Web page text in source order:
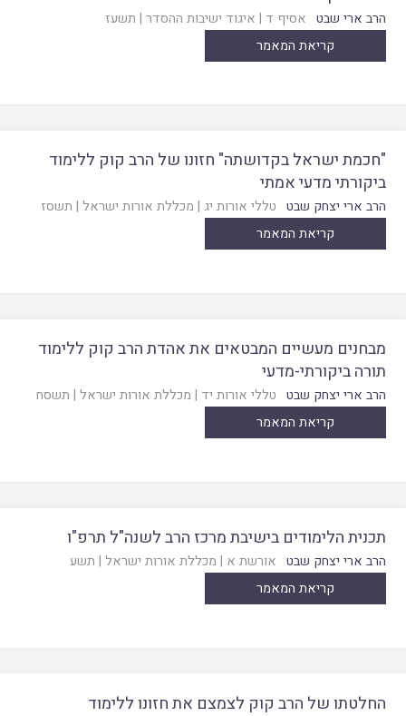
הרב ארי שבט אסיף ד | איגוד ישיבות ההסדר | תשעז
קריאת המאמר
"חכמת ישראל בקדושתה" חזונו של הרב קוק ללימוד
ביקורתי מדעי אמתי
הרב ארי יצחק שבט טללי אורות יג | מכללת אורות ישראל | תשסז
קריאת המאמר
מבחנים מעשיים המבטאים את אהדת הרב קוק ללימוד
תורה ביקורתי-מדעי
הרב ארי יצחק שבט טללי אורות יד | מכללת אורות ישראל | תשסח
קריאת המאמר
תכנית הלימודים בישיבת מרכז הרב לשנה"ל תרפ"ו
הרב ארי יצחק שבט אורשת א | מכללת אורות ישראל | תשע
קריאת המאמר
החלטתו של הרב קוק לצמצם את חזונו ללימוד